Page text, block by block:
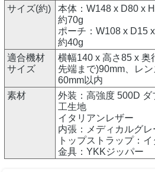
サイズ(約)
本体：W148 x D80 x
約70g
ポーチ：W108 x D15
約40g
適合機材
サイズ
横幅140 x 高さ85 x 奥
先端まで)90mm、レ
60mm以内
素材
外装：高強度 500D
工生地
イタリアンレザー
内張：メディカルグ
トップストラップ：
金具：YKKジッパー